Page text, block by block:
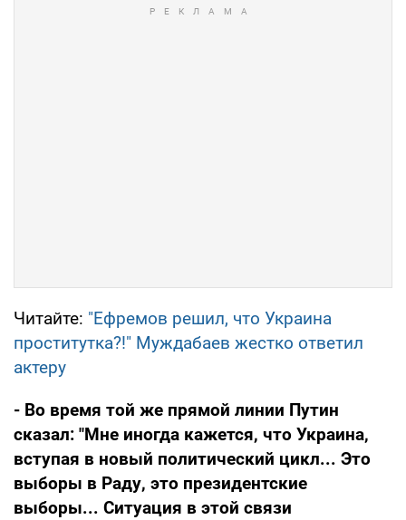
Читайте: "Ефремов решил, что Украина
проститутка?!" Муждабаев жестко ответил
актеру
- Во время той же прямой линии Путин
сказал: "Мне иногда кажется, что Украина,
вступая в новый политический цикл... Это
выборы в Раду, это президентские
выборы... Ситуация в этой связи